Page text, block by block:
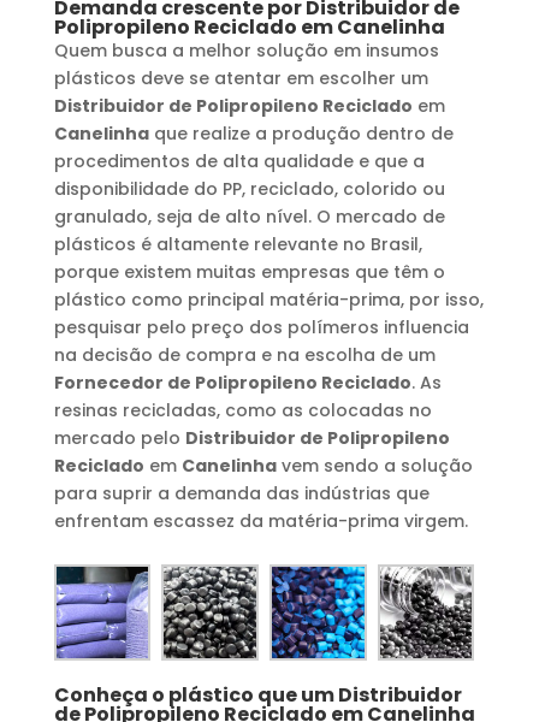
Demanda crescente porDistribuidor de
Polipropileno Reciclado emCanelinha
Quem busca a melhor solução em insumos
plásticos deve se atentar em escolher um
Distribuidor de Polipropileno Reciclado em
Canelinhaque realize a produção dentro de
procedimentos de alta qualidade e que a
disponibilidade do PP, reciclado, colorido ou
granulado, seja de alto nível. O mercado de
plásticos é altamente relevante no Brasil,
porque existem muitas empresas que têm o
plástico como principal matéria-prima, por isso,
pesquisar pelo preço dos polímeros influencia
na decisão de compra e na escolha de um
Fornecedor de Polipropileno Reciclado. As
resinas recicladas, como as colocadas no
mercado pelo Distribuidor de Polipropileno
Reciclado em Canelinhavem sendo a solução
para suprir a demanda das indústrias que
enfrentam escassez da matéria-prima virgem.
Conheça o plástico que umDistribuidor
de Polipropileno Reciclado emCanelinha